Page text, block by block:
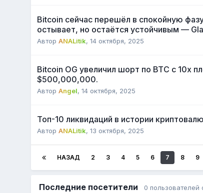
Bitcoin сейчас перешёл в спокойную
остывает, но остаётся устойчивым —
АвторANALitik,14 октября, 2025
Bitcoin OG увеличил шорт по BTC с 10х
$500,000,000.
АвторAngel,14 октября, 2025
Топ-10 ликвидаций в истории
АвторANALitik,13 октября, 2025
НАЗАД 2 3 4 5 6 7 8 9
Последние посетители 0 пользователей